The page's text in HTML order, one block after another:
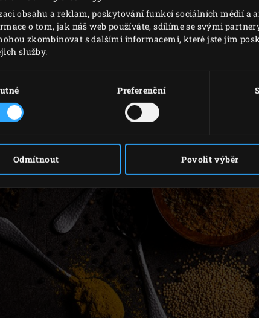
obsahu a reklam, poskytování funkcí sociálních médií a
o tom, jak náš web používáte, sdílíme se svými
zkombinovat s dalšími informacemi, které jste jim
služby.
Preferenční
Odmítnout Povolit výběr
druhy koření a přísad ve směsi mají, k čemu
a ryby? Vše, co potřebujete vědět, se dočtete v